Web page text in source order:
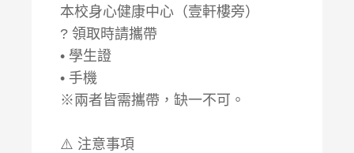
本校身心健康中心（壹軒樓旁）
? 領取時請攜帶
• 學生證
• 手機
※兩者皆需攜帶，缺一不可。
⚠️ 注意事項